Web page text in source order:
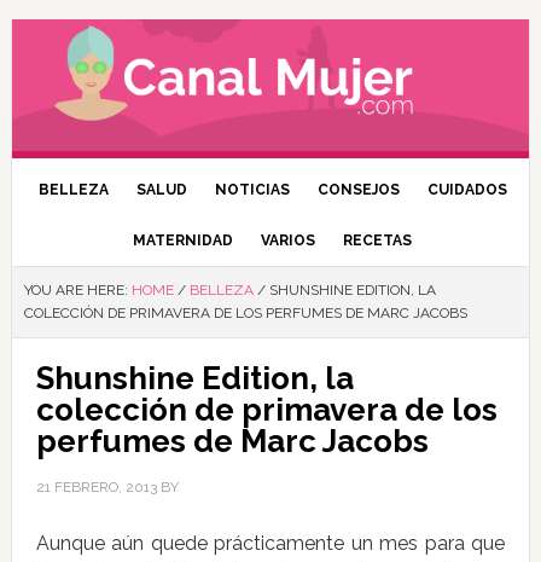
BELLEZA SALUD NOTICIAS CONSEJOS CUIDADOS
MATERNIDAD VARIOS RECETAS
YOU ARE HERE: HOME / BELLEZA /SHUNSHINE EDITION, LA
COLECCIÓN DE PRIMAVERA DE LOS PERFUMES DE MARC JACOBS
Shunshine Edition, la
colección de primavera de los
perfumes de Marc Jacobs
21 FEBRERO, 2013BY
Aunque aún quede prácticamente un mes para que